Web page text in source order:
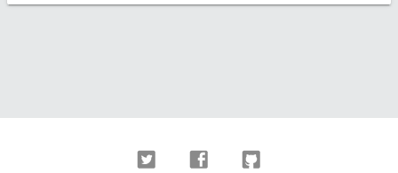
Twitter Facebook Github